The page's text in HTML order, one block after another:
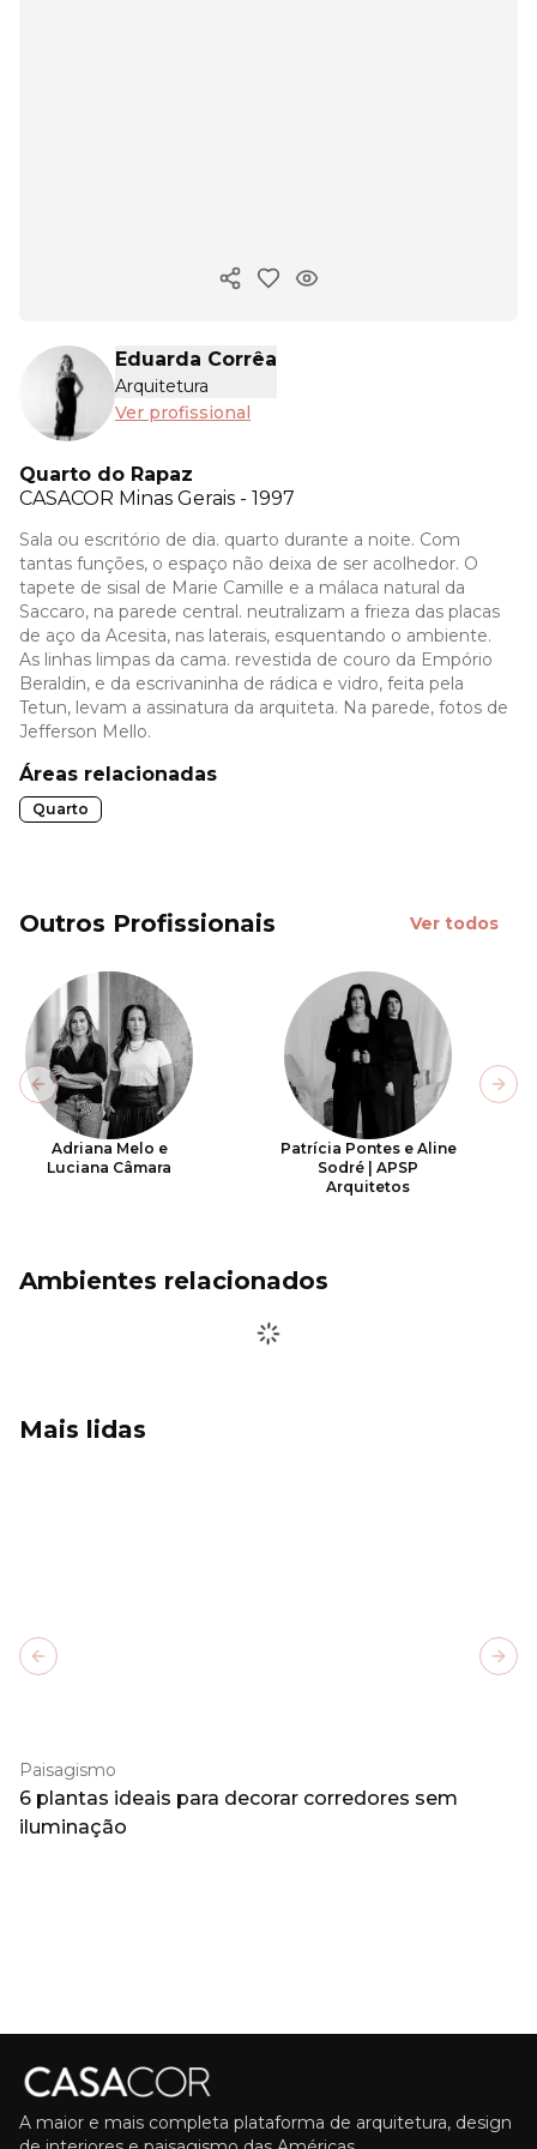
Copiar link
Eduarda Corrêa
Arquitetura
Ver profissional
Quarto do Rapaz
CASACOR Minas Gerais - 1997
Sala ou escritório de dia. quarto durante a noite. Com
tantas funções, o espaço não deixa de ser acolhedor. O
tapete de sisal de Marie Camille e a málaca natural da
Saccaro, na parede central. neutralizam a frieza das placas
de aço da Acesita, nas laterais, esquentando o ambiente.
As linhas limpas da cama. revestida de couro da Empório
Beraldin, e da escrivaninha de rádica e vidro, feita pela
Tetun, levam a assinatura da arquiteta. Na parede, fotos de
Jefferson Mello.
Áreas relacionadas
Quarto
Outros Profissionais Ver todos
Adriana Melo e
Luciana Câmara
Patrícia Pontes e Aline
Sodré | APSP
Arquitetos
Previous slide
Ambientes relacionados
Mais lidas
Paisagismo
6 plantas ideais para decorar corredores sem
iluminação
Previous slide
A maior e mais completa plataforma de arquitetura, design